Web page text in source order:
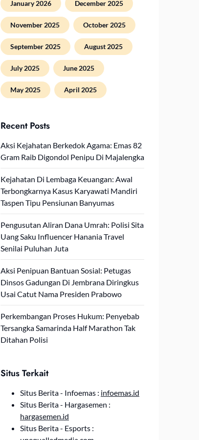
January 2026 December 2025
November 2025 October 2025
September 2025 August 2025
July 2025 June 2025
May 2025 April 2025
Recent Posts
Aksi Kejahatan Berkedok Agama: Emas 82
Gram Raib Digondol Penipu Di Majalengka
Kejahatan Di Lembaga Keuangan: Awal
Terbongkarnya Kasus Karyawati Mandiri
Taspen Tipu Pensiunan Banyumas
Pengusutan Aliran Dana Umrah: Polisi Sita
Uang Saku Influencer Hanania Travel
Senilai Puluhan Juta
Aksi Penipuan Bantuan Sosial: Petugas
Dinsos Gadungan Di Jembrana Diringkus
Usai Catut Nama Presiden Prabowo
Perkembangan Proses Hukum: Penyebab
Tersangka Samarinda Half Marathon Tak
Ditahan Polisi
Situs Terkait
Situs Berita - Infoemas : infoemas.id
Situs Berita - Hargasemen :
hargasemen.id
Situs Berita - Esports :